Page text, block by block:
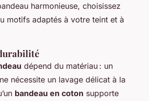
harmonieuse, choisissez
motifs adaptés à votre teint et à
dépend du matériau : un
nécessite un lavage délicat à la
bandeau en coton supporte